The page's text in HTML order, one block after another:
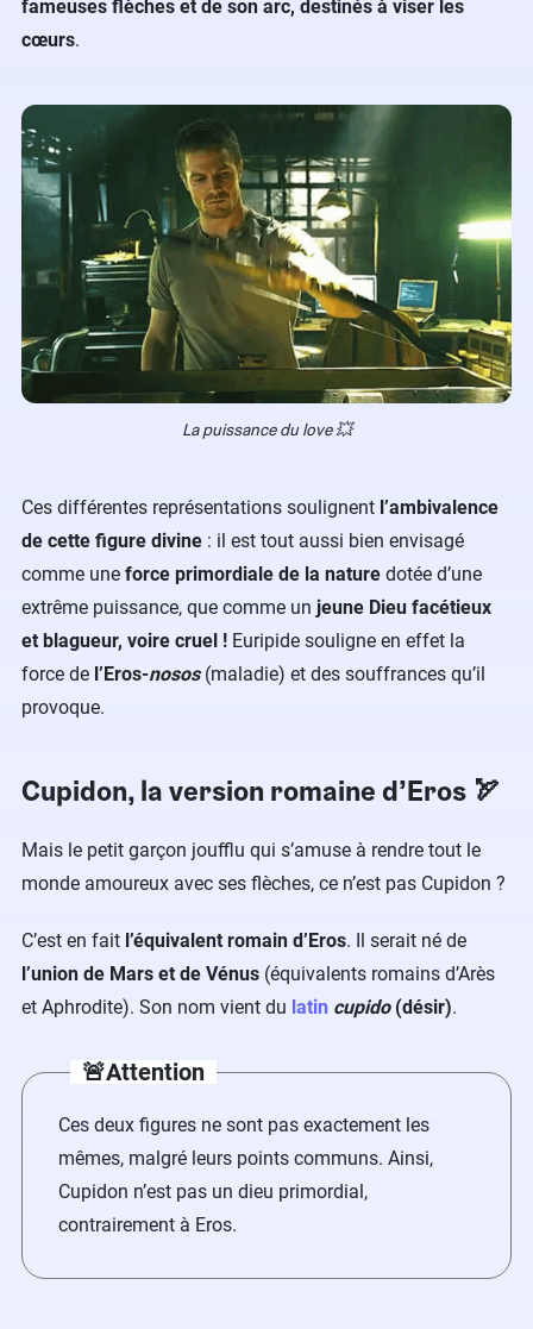
fameuses flèches et de son arc, destinés à viser les
cœurs.
La puissance du love 💥
Ces différentes représentations soulignent l’ambivalence
de cette figure divine : il est tout aussi bien envisagé
comme une force primordiale de la nature dotée d’une
extrême puissance, que comme un jeune Dieu facétieux
et blagueur, voire cruel ! Euripide souligne en effet la
force de l’Eros-nosos(maladie) et des souffrances qu’il
provoque.
Cupidon, la version romaine d’Eros 🏹
Mais le petit garçon joufflu qui s’amuse à rendre tout le
monde amoureux avec ses flèches, ce n’est pas Cupidon ?
C’est en fait l’équivalent romain d’Eros. Il serait né de
l’union de Mars et de Vénus (équivalents romains d’Arès
et Aphrodite). Son nom vient du latin cupido(désir).
🚨Attention
Ces deux figures ne sont pas exactement les
mêmes, malgré leurs points communs. Ainsi,
Cupidon n’est pas un dieu primordial,
contrairement à Eros.